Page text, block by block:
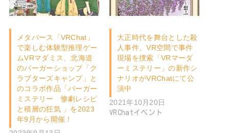
メタバース「VRChat」
で楽しむ体験型推理ゲー
ムVRマダミス、北海道
のバーガーショップ「ク
ラブターズキャンプ」と
のコラボ作品「バーガー
ミステリー 惨劇レシピ
と積層の狂気 」を2023
年9月から開催！
大正時代を舞台とした殺
人事件。VR空間で事件
現場を捜索「VRマーダ
ーミステリー」の新作シ
ナリオがVRChatにて公
演中
2021年10月20日
VRChatイベント